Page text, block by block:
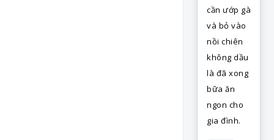
cần ướp gà
và bỏ vào
nồi chiên
không dầu
là đã xong
bữa ăn
ngon cho
gia đình.